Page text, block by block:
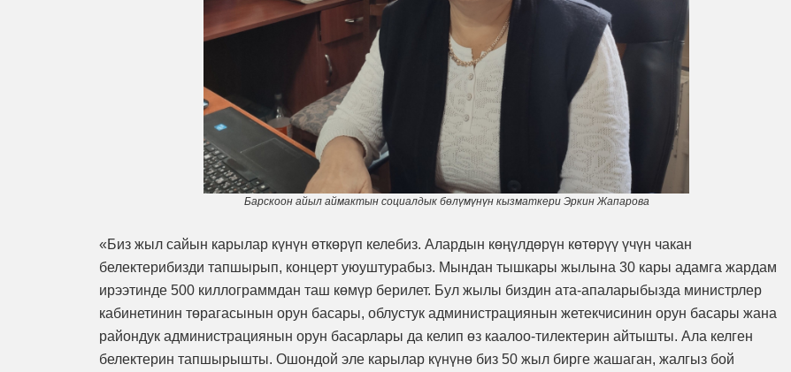
Барскоон айыл аймактын социалдык бөлүмүнүн кызматкери Эркин Жапарова
«Биз жыл сайын карылар күнүн өткөрүп келебиз. Алардын көңүлдөрүн көтөрүү үчүн чакан
белектерибизди тапшырып, концерт уюуштурабыз. Мындан тышкары жылына 30 кары адамга жардам
ирээтинде 500 киллограммдан таш көмүр берилет. Бул жылы биздин ата-апаларыбызда министрлер
кабинетинин төрагасынын орун басары, облустук администрациянын жетекчисинин орун басары жана
райондук администрациянын орун басарлары да келип өз каалоо-тилектерин айтышты. Ала келген
белектерин тапшырышты. Ошондой эле карылар күнүнө биз 50 жыл бирге жашаган, жалгыз бой